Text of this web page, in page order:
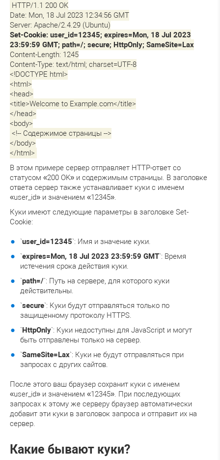
HTTP/1.1 200 OK
Date: Mon, 18 Jul 2023 12:34:56 GMT
Server: Apache/2.4.29 (Ubuntu)
Set-Cookie: user_id=12345; expires=Mon, 18 Jul 2023
23:59:59 GMT; path=/; secure; HttpOnly; SameSite=Lax
Content-Length: 1245
Content-Type: text/html; charset=UTF-8
<!DOCTYPE html>
<html>
<head>
<title>Welcome to Example.com</title>
</head>
<body>
<!-- Содержимое страницы -->
</body>
</html>
В этом примере сервер отправляет HTTP-ответ со
статусом «200 OK» и содержимым страницы. В заголовке
ответа сервер также устанавливает куки с именем
«user_id» и значением «12345».
Куки имеют следующие параметры в заголовке Set-
Cookie:
`user_id=12345`: Имя и значение куки.
`expires=Mon, 18 Jul 2023 23:59:59 GMT`: Время
истечения срока действия куки.
`path=/`: Путь на сервере, для которого куки
действительны.
`secure`: Куки будут отправляться только по
защищенному протоколу HTTPS.
`HttpOnly`: Куки недоступны для JavaScript и могут
быть отправлены только на сервер.
`SameSite=Lax`: Куки не будут отправляться при
запросах с других сайтов.
После этого ваш браузер сохранит куки с именем
«user_id» и значением «12345». При последующих
запросах к этому же серверу браузер автоматически
добавит эти куки в заголовок запроса и отправит их на
сервер.
Какие бывают куки?